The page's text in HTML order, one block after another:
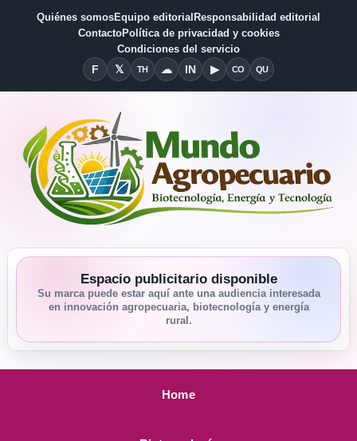
Quiénes somosEquipo editorial Responsabilidad editorial
ContactoPolítica de privacidad y cookies
Condiciones del servicio
FFacebook
𝕏
X THThreads
☁Bluesky
INLinkedin
▶YouTube
COCondiciones del Servicio
QUQuiénes somos
Espacio publicitario disponible
Su marca puede estar aquí ante una audiencia interesada
en innovación agropecuaria, biotecnología y energía
rural.
Home